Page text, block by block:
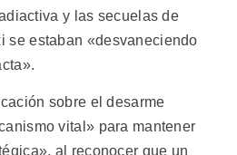
y las secuelas de
se estaban «desvaneciendo
sobre el desarme
vital» para mantener
al reconocer que un